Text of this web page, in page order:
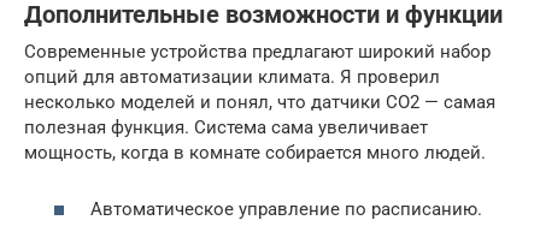
Дополнительные возможности и функции
Современные устройства предлагают широкий набор
опций для автоматизации климата. Я проверил
несколько моделей и понял, что датчики CO2 — самая
полезная функция. Система сама увеличивает
мощность, когда в комнате собирается много людей.
Автоматическое управление по расписанию.